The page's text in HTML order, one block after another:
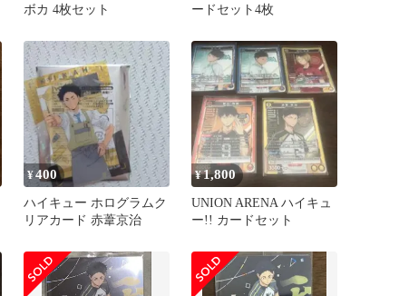
ボカ 4枚セット
ードセット4枚
¥400
ハイキュー ホログラムク
リアカード 赤葦京治
¥1,800
UNION ARENA ハイキュ
ー!! カードセット